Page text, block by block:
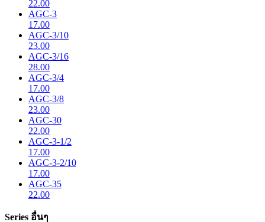
22.00
AGC-3
17.00
AGC-3/10
23.00
AGC-3/16
28.00
AGC-3/4
17.00
AGC-3/8
23.00
AGC-30
22.00
AGC-3-1/2
17.00
AGC-3-2/10
17.00
AGC-35
22.00
Series อื่นๆ